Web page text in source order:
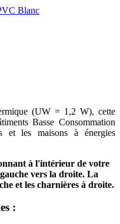
Blanc
(UW = 1,2 W), cette
Basse Consommation
et les maisons à énergies
à l'intérieur de votre
vers la droite. La
et les charnières à droite.
: